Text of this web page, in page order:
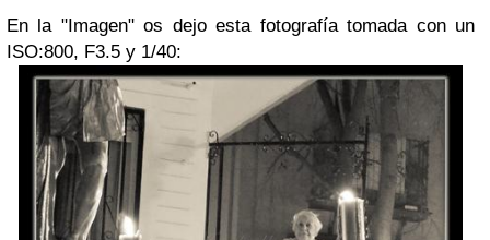
En la "Imagen" os dejo esta fotografía tomada con un
ISO:800, F3.5 y 1/40: